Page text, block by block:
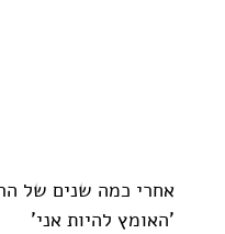
אחרי כמה שנים של
'האומץ להיות אני'